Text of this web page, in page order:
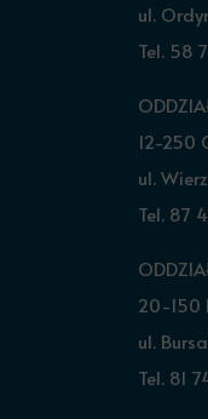
ul.
Tel. 58
12-250
ul.
Tel. 87
20-150
ul.
Tel. 81